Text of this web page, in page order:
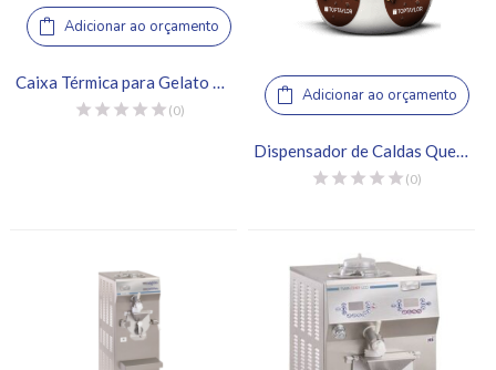
Adicionar ao orçamento
Caixa Térmica para Gelato 3 Cubas – Thermo Future Box
(0)
Adicionar ao orçamento
(0)